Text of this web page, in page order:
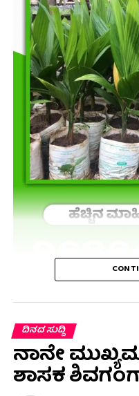
ದಿನದ ಸುದ್ದಿ
ನಾನೇ
ಶಾಸಕ